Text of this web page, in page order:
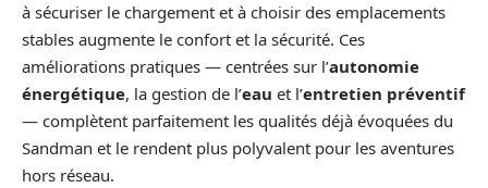
à sécuriser le chargement et à choisir des emplacements
stables augmente le confort et la sécurité. Ces
améliorations pratiques — centrées sur l’autonomie
énergétique, la gestion de l’eau et l’entretien préventif
— complètent parfaitement les qualités déjà évoquées du
Sandman et le rendent plus polyvalent pour les aventures
hors réseau.